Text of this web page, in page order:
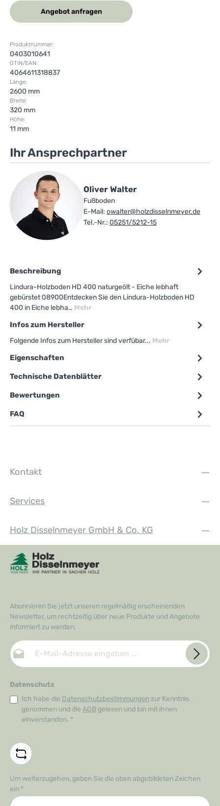
Angebot anfragen
Produktnummer:
0403010641
GTIN/EAN:
4064611318837
Länge:
2600 mm
Breite:
320 mm
Höhe:
11 mm
Ihr Ansprechpartner
Oliver Walter
Fußboden
E-Mail: owalter@holzdisselnmeyer.de
Tel.-Nr.: 05251/5212-15
Beschreibung
Lindura-Holzboden HD 400 naturgeölt - Eiche lebhaft
gebürstet 08900Entdecken Sie den Lindura-Holzboden HD
400 in Eiche lebha… Mehr
Infos zum Hersteller
Folgende Infos zum Hersteller sind verfübar... Mehr
Eigenschaften
Technische Datenblätter
Bewertungen
FAQ
Kontakt
Services
Holz Disselnmeyer GmbH & Co. KG
Abonnieren Sie jetzt unseren regelmäßig erscheinenden
Newsletter, um rechtzeitig über neue Produkte und Angebote
informiert zu werden.
E-Mail-Adresse*
Datenschutz
Ich habe die Datenschutzbestimmungen zur Kenntnis
genommen und die AGB gelesen und bin mit ihnen
einverstanden. *
Um weiterzugehen, geben Sie die oben abgebildeten Zeichen
ein *